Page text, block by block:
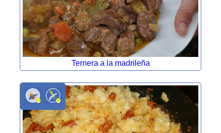
Ternera a la madrileña